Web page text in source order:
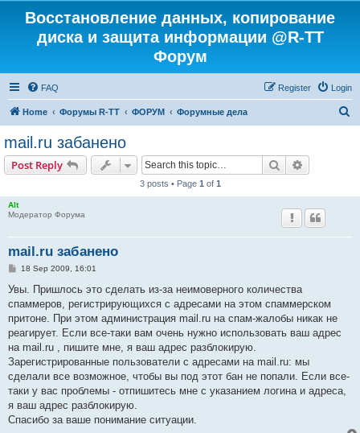
Восстановление данных, копирование
диска и защита информации @R-TT
Форум
FAQ Login
Register
Home Форумы R-TT ФОРУМ Форумные дела
mail.ru забанено
Post Reply Search
3 posts • Page 1 of 1
Alt
Модератор Форума
mail.ru забанено
P
s
18 Sep 2009, 16:01
Увы. Пришлось это сделать из-за неимоверного количества
спаммеров, регистрирующихся с адресами на этом спаммерском
притоне. При этом администрация mail.ru на спам-жалобы никак не
реагирует. Если все-таки вам очень нужно использовать ваш адрес
на mail.ru , пишите мне, я ваш адрес разблокирую.
Зарегистрированные пользователи с адресами на mail.ru: мы
сделали все возможное, чтобы вы под этот бан не попали. Если все-
таки у вас проблемы - отпишитесь мне с указанием логина и адреса,
я ваш адрес разблокирую.
Спасибо за ваше понимание ситуации.